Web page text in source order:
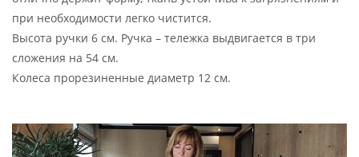
при необходимости легко чистится.
Высота ручки 6 см. Ручка – тележка выдвигается в три
сложения на 54 см.
Колеса прорезиненные диаметр 12 см.